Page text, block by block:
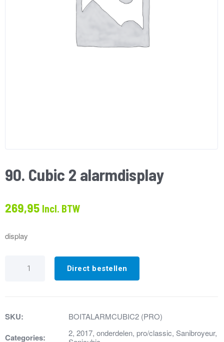
90. Cubic 2 alarmdisplay
269,95 Incl. BTW
display
Direct bestellen
SKU: BOITALARMCUBIC2 (PRO)
Categories: 2, 2017, onderdelen, pro/classic, Sanibroyeur,